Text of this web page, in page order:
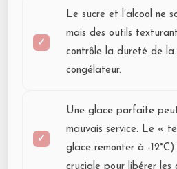
Le sucre et l’alcool ne
mais des outils
contrôle la dureté de
congélateur.
Une glace parfaite
mauvais service. Le «
glace remonter à -
cruciale pour libérer les